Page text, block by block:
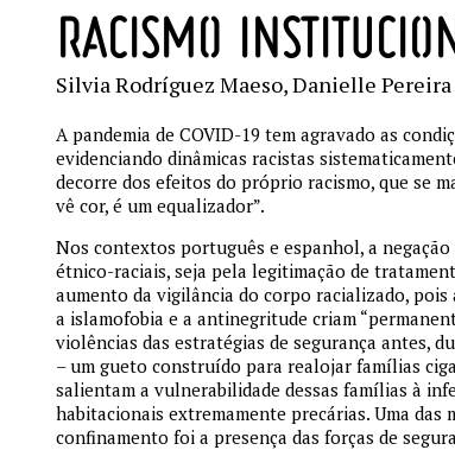
RACISMO
Silvia Rodríguez Maeso, Danielle
A pandemia de COVID-19 tem agravado as
evidenciando dinâmicas racistas
decorre dos efeitos do próprio racismo, que se
vê cor, é um equalizador”.
Nos contextos português e espanhol, a
étnico-raciais, seja pela legitimação de
aumento da vigilância do corpo racializado, pois
a islamofobia e a antinegritude criam
violências das estratégias de segurança antes,
– um gueto construído para realojar famílias
salientam a vulnerabilidade dessas famílias à
habitacionais extremamente precárias. Uma
confinamento foi a presença das forças de